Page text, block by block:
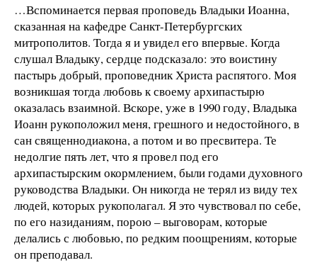
…Вспоминается первая проповедь Владыки Иоанна,
сказанная на кафедре Санкт-Петербургских
митрополитов. Тогда я и увидел его впервые. Когда
слушал Владыку, сердце подсказало: это воистину
пастырь добрый, проповедник Христа распятого. Моя
возникшая тогда любовь к своему архипастырю
оказалась взаимной. Вскоре, уже в 1990 году, Владыка
Иоанн рукоположил меня, грешного и недостойного, в
сан священнодиакона, а потом и во пресвитера. Те
недолгие пять лет, что я провел под его
архипастырским окормлением, были годами духовного
руководства Владыки. Он никогда не терял из виду тех
людей, которых рукополагал. Я это чувствовал по себе,
по его назиданиям, порою – выговорам, которые
делались с любовью, по редким поощрениям, которые
он преподавал.